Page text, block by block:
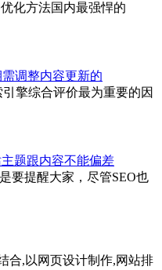
化方法国内最强悍的
调整内容更新的
擎综合评价最为重要的因
题跟内容不能偏差
要提醒大家，尽管SEO也
合,以网页设计制作,网站排